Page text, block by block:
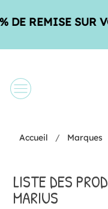
VOTRE
Accueil Marques
LISTE DES
MARIUS